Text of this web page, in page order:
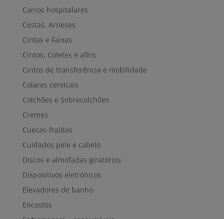
Carros hospitalares
Cestas, Arneses
Cintas e Faixas
Cintos, Coletes e afins
Cintos de transferência e mobilidade
Colares cervicais
Colchões e Sobrecolchões
Cremes
Cuecas-fraldas
Cuidados pele e cabelo
Discos e almofadas giratórios
Dispositivos eletrónicos
Elevadores de banho
Encostos